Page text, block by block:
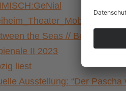
the Seas // Beyond the
II 2023
liest
Ausstellung: “Der Pascha